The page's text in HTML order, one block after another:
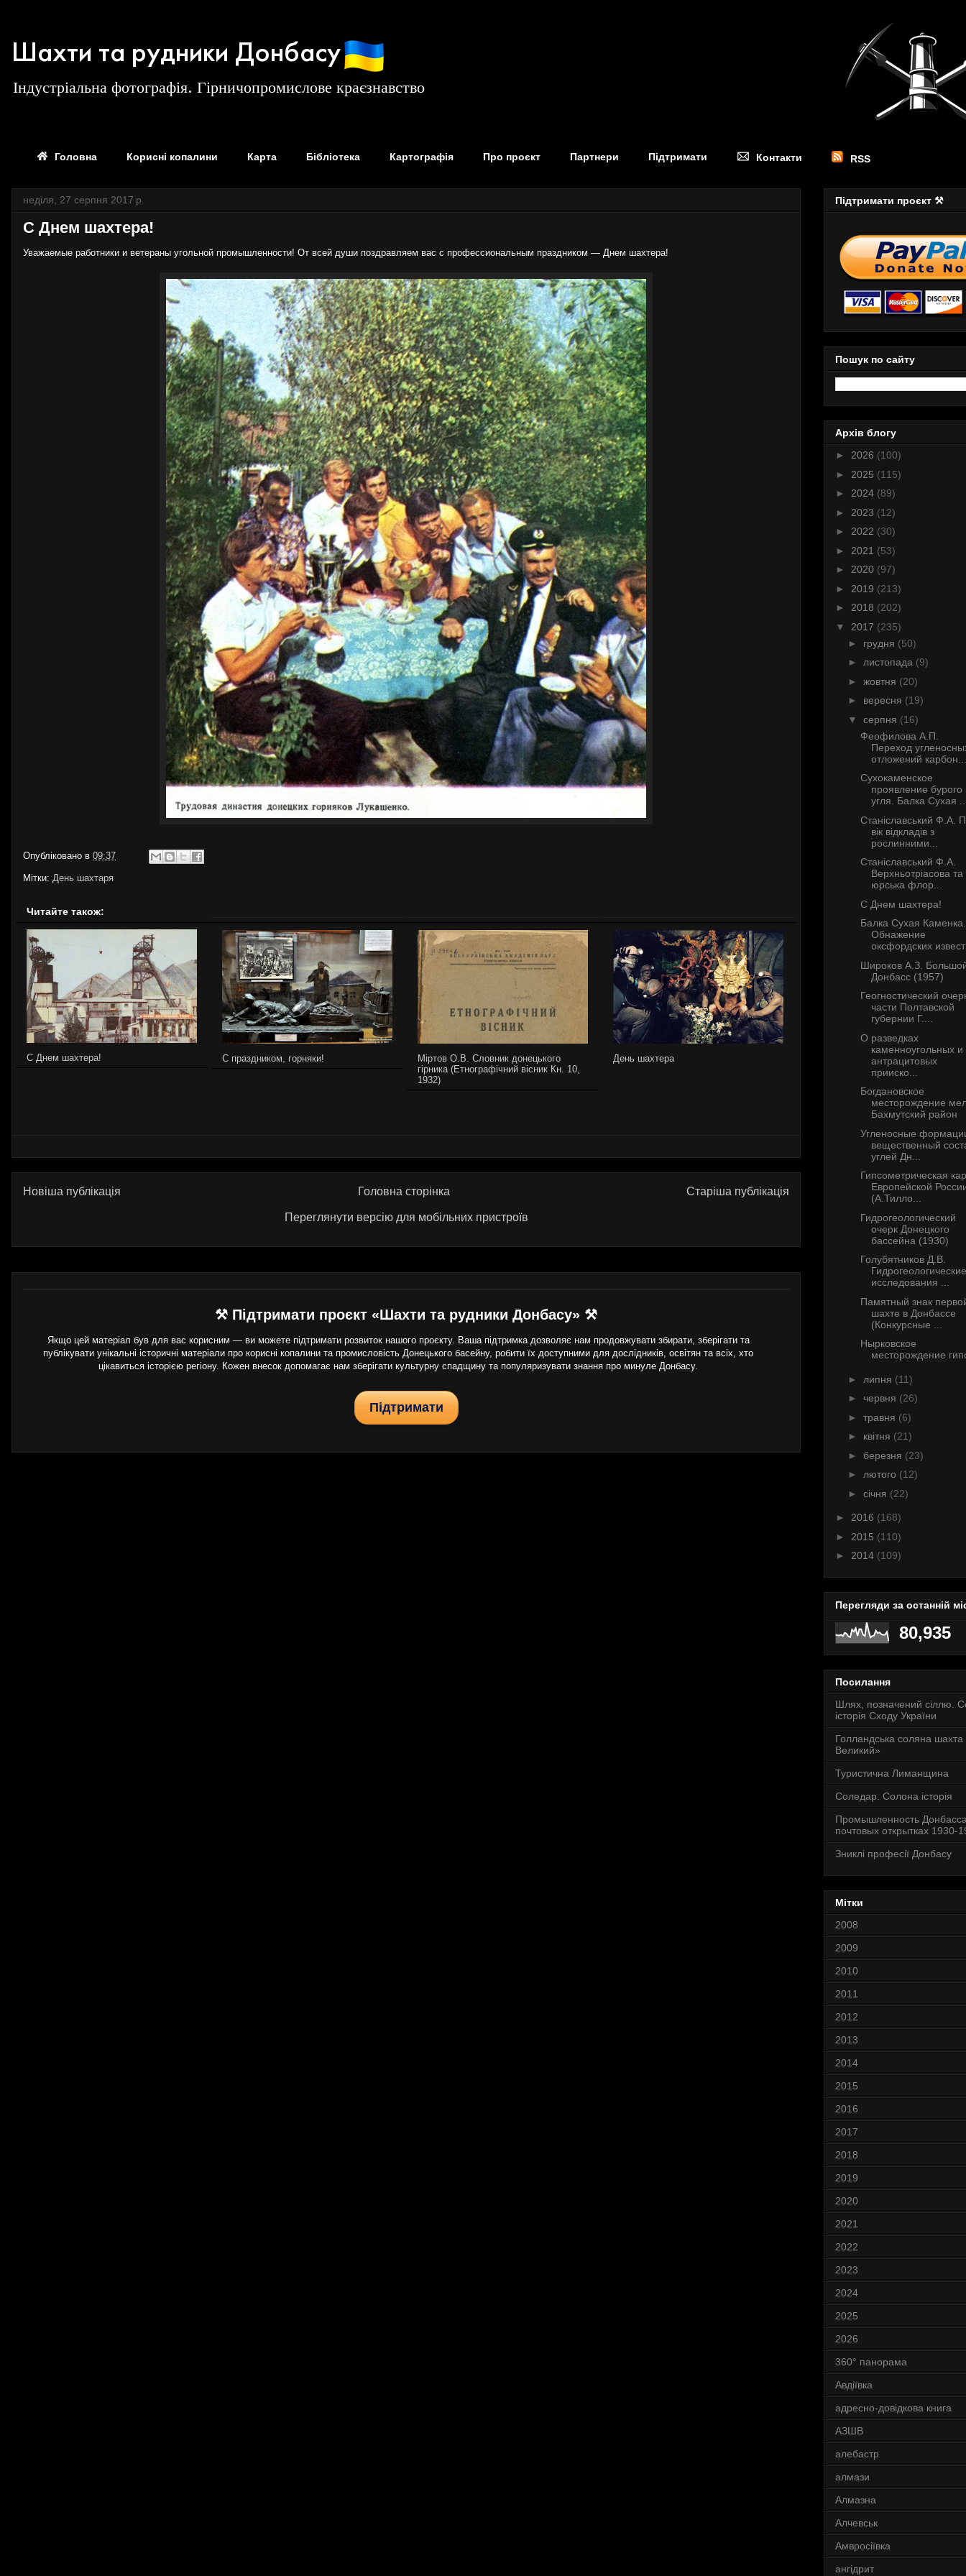
Шахти та рудники Донбасу
Індустріальна фотографія. Гірничопромислове краєзнавство
Головна Корисні копалини Карта Бібліотека Картографія Про проєкт Партнери Підтримати Контакти RSS
неділя, 27 серпня 2017 р.
С Днем шахтера!
Уважаемые работники и ветераны угольной промышленности! От всей души поздравляем вас с профессиональным праздником — Днем шахтера!
Опубліковано в 09:37
Мітки: День шахтаря
Читайте також:
С Днем шахтера! С праздником, горняки!
Міртов О.В. Словник донецького
гірника (Етнографічний вісник Кн. 10,
1932)
День шахтера
Новіша публікація Старіша публікація
Головна сторінка
Переглянути версію для мобільних пристроїв
⚒ Підтримати проєкт «Шахти та рудники Донбасу» ⚒
Якщо цей матеріал був для вас корисним — ви можете підтримати розвиток нашого проєкту. Ваша підтримка дозволяє нам продовжувати збирати, зберігати та
публікувати унікальні історичні матеріали про корисні копалини та промисловість Донецького басейну, робити їх доступними для дослідників, освітян та всіх, хто
цікавиться історією регіону. Кожен внесок допомагає нам зберігати культурну спадщину та популяризувати знання про минуле Донбасу.
Підтримати
Підтримати проєкт ⚒
Пошук по сайту
Архів блогу
► 2026 (100)
► 2025 (115)
► 2024 (89)
► 2023 (12)
► 2022 (30)
► 2021 (53)
► 2020 (97)
► 2019 (213)
► 2018 (202)
▼ 2017 (235)
► грудня (50)
► листопада (9)
► жовтня (20)
► вересня (19)
▼ серпня (16)
Феофилова А.П.
Переход
отложений карбон...
Сухокаменское
проявление бурого
угля. Балка Сухая
Станiславський Ф.А.
вiк вiдкладiв з
рослинними...
Станiславський Ф.А.
Верхньотрiасова та
юрська флор...
С Днем шахтера!
Балка Сухая Каменка.
Обнажение
оксфордских
Широков А.З.
Донбасс (1957)
Геогностический
части Полтавской
губернии Г....
О разведках
каменноугольных и
антрацитовых
прииско...
Богдановское
месторождение
Бахмутский район
Угленосные
вещественный
углей Дн...
Гипсометрическая
Европейской
(А.Тилло...
Гидрогеологический
очерк Донецкого
бассейна (1930)
Голубятников Д.В.
Гидрогеологические
исследования ...
Памятный знак
шахте в Донбассе
(Конкурсные ...
Нырковское
месторождение
► липня (11)
► червня (26)
► травня (6)
► квітня (21)
► березня (23)
► лютого (12)
► січня (22)
► 2016 (168)
► 2015 (110)
► 2014 (109)
Перегляди за останній
80,935
Посилання
Шлях, позначений сіллю.
історія Сходу України
Голландська соляна
Великий»
Туристична Лиманщина
Соледар. Солона історія
Промышленность
почтовых открытках 1930-
Зниклі професії Донбасу
Мітки
2008
2009
2010
2011
2012
2013
2014
2015
2016
2017
2018
2019
2020
2021
2022
2023
2024
2025
2026
360° панорама
Авдіївка
адресно-довідкова книга
АЗШВ
алебастр
алмази
Алмазна
Алчевськ
Амвросіївка
ангідрит